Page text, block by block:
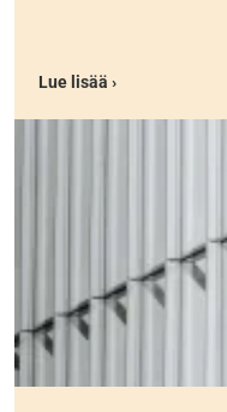
Lue lisää ›